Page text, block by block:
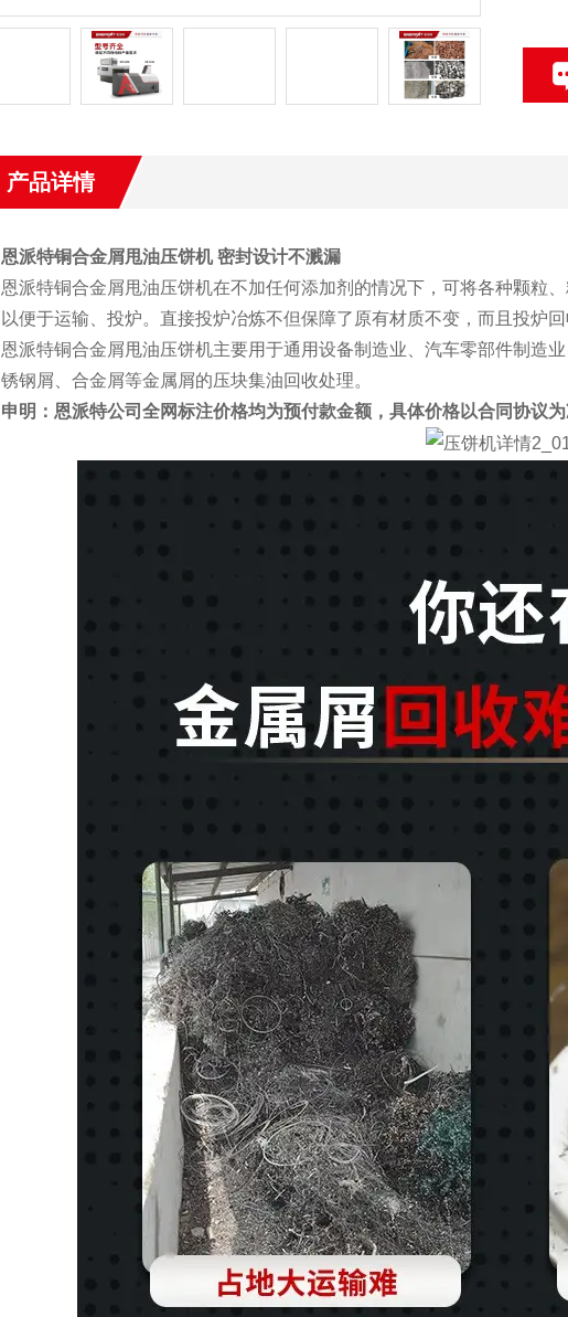
产品详情
恩派特铜合金屑甩油压饼机 密封设计不溅漏
恩派特铜合金屑甩油压饼机在不加任何添加剂的情况下，可将各种颗粒
以便于运输、投炉。直接投炉冶炼不但保障了原有材质不变，而且投炉
恩派特铜合金屑甩油压饼机主要用于通用设备制造业、汽车零部件制造
锈钢屑、合金屑等金属屑的压块集油回收处理。
申明：恩派特公司全网标注价格均为预付款金额，具体价格以合同协议